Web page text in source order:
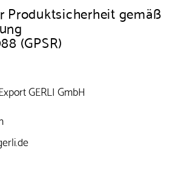
Produktsicherheit gemäß
(GPSR)
GERLI GmbH